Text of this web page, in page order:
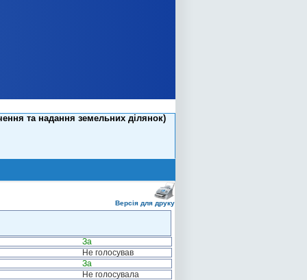
та надання земельних ділянок)
Версія для друку
За
Не голосував
За
Не голосувала